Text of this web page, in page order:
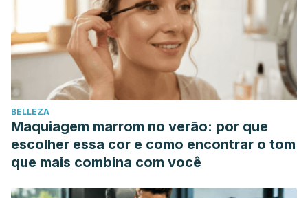
BELLEZA
Maquiagem marrom no verão: por que
escolher essa cor e como encontrar o tom
que mais combina com você